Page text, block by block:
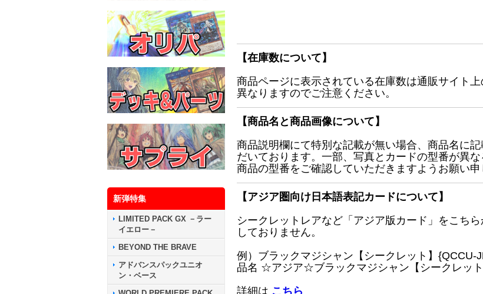
新弾特集
LIMITED PACK GX －ラー
イエロー－
BEYOND THE BRAVE
アドバンスパックユニオ
ン・ベース
【在庫数について】
商品ページに表示されている在庫数は通販サイト
異なりますのでご注意ください。
【商品名と商品画像について】
商品説明欄にて特別な記載が無い場合、商品名に
だいております。一部、写真とカードの型番が異
商品の型番をご確認していただきますようお願い申
【アジア圏向け日本語表記カードについて】
シークレットレアなど「アジア版カード」をこち
しておりません。
例）ブラックマジシャン【シークレット】
品名 ☆アジア☆ブラックマジシャン【シークレット
詳細は こちら